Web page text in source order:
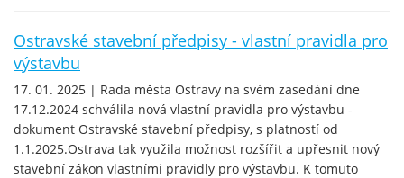
Ostravské stavební předpisy - vlastní pravidla pro
výstavbu
17. 01. 2025 | Rada města Ostravy na svém zasedání dne
17.12.2024 schválila nová vlastní pravidla pro výstavbu -
dokument Ostravské stavební předpisy, s platností od
1.1.2025.Ostrava tak využila možnost rozšířit a upřesnit nový
stavební zákon vlastními pravidly pro výstavbu. K tomuto